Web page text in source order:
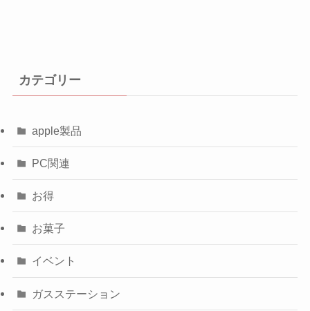
カテゴリー
apple製品
PC関連
お得
お菓子
イベント
ガスステーション